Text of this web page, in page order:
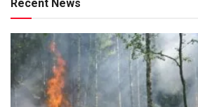
Recent News